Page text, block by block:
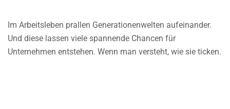
Im Arbeitsleben prallen Generationenwelten aufeinander.
Und diese lassen viele spannende Chancen für
Unternehmen entstehen. Wenn man versteht, wie sie ticken.